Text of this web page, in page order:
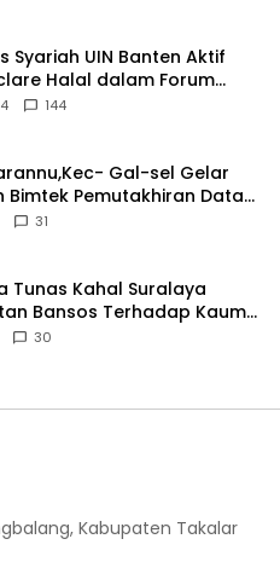
Syariah UIN Banten Aktif
Halal dalam Forum
144
Gal-sel Gelar
Bimtek Pemutakhiran Data
31
Tunas Kahal Suralaya
Bansos Terhadap Kaum
Yatim-Piatu
30
Kabupaten Takalar